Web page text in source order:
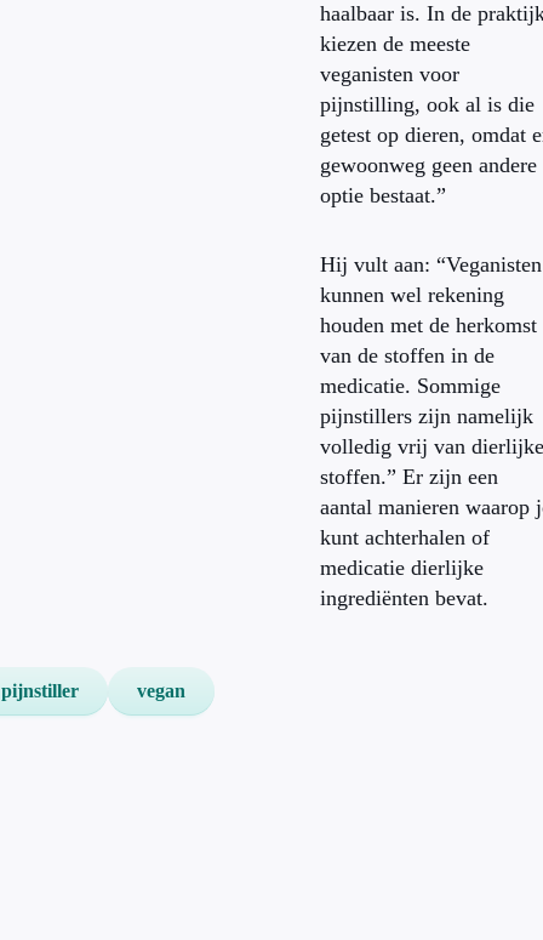
haalbaar is. In de
kiezen de meeste
veganisten voor
pijnstilling, ook al is die
getest op dieren, omdat
gewoonweg geen andere
optie bestaat.”
Hij vult aan: “Veganisten
kunnen wel rekening
houden met de herkomst
van de stoffen in de
medicatie. Sommige
pijnstillers zijn namelijk
volledig vrij van dierlijke
stoffen.” Er zijn een
aantal manieren waarop
kunt achterhalen of
medicatie dierlijke
ingrediënten bevat.
pijnstiller vegan